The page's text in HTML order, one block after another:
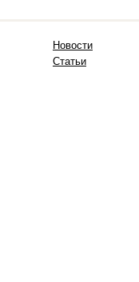
Новости
Статьи